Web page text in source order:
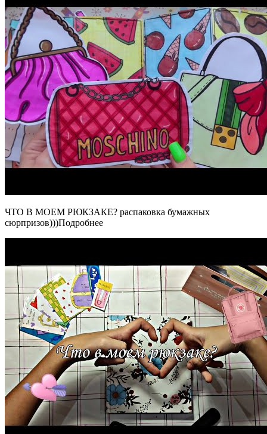
ЧТО В МОЕМ РЮКЗАКЕ? распаковка бумажных
сюрпризов)))Подробнее